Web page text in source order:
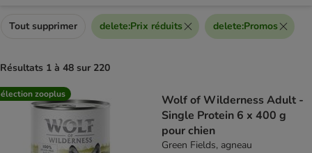
Tout supprimer delete:Prix réduits delete:Promos
Résultats 1 à 48 sur 220
product items have been changed
zooplus
Wolf of Wilderness Adult -
Single Protein 6 x 400 g
pour chien
Green Fields, agneau